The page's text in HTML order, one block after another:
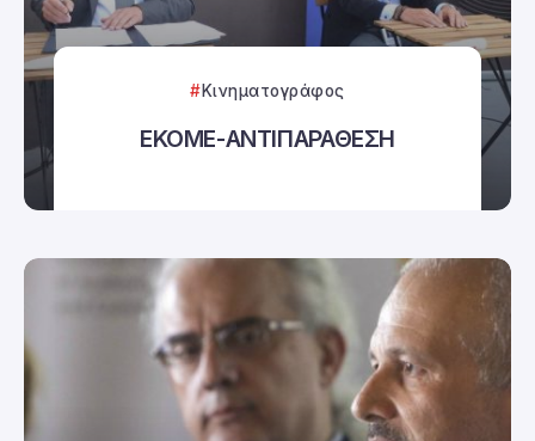
Κινηματογράφος
ΕΚΟΜΕ-ΑΝΤΙΠΑΡΑΘΕΣΗ